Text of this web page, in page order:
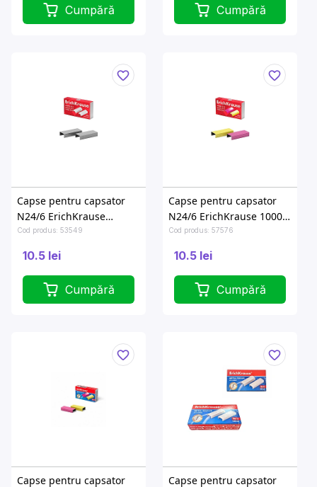
Cumpără Cumpără
Capse pentru capsator
N24/6 ErichKrause
1000buc
Cod produs: 53549
10.5 lei
Cumpără
Capse pentru capsator
N24/6 ErichKrause 1000
buc, colorate
Cod produs: 57576
10.5 lei
Cumpără
Capse pentru capsator
Capse pentru capsator